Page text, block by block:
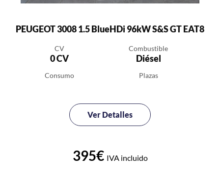
PEUGEOT 3008 1.5 BlueHDi 96kW S&S GT EAT8
CV
0 CV
Combustible
Diésel
Consumo Plazas
Ver Detalles
395€ IVA incluido